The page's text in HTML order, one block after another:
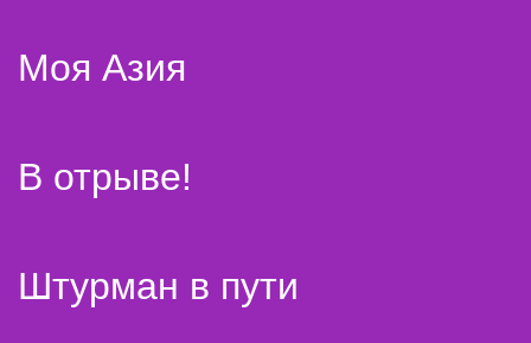
Моя Азия
В отрыве!
Штурман в пути